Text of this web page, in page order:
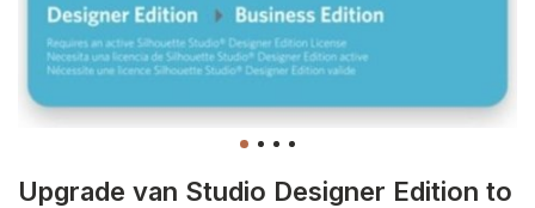
Upgrade van Studio Designer Edition to